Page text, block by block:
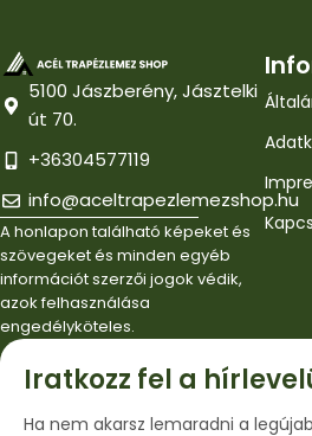
5100 Jászberény, Jásztelki
út 70.
+36304577119
info@aceltrapezlemezshop.hu
A honlapon található képeket és
szövegeket és minden egyéb
információt szerzői jogok védik,
azok felhasználása
engedélyköteles.
Iratkozz fel a
Ha nem akarsz lemaradni a